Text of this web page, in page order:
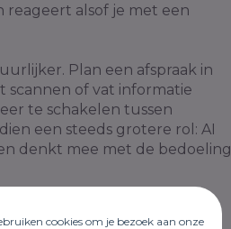
cookies om je bezoek aan onze
reageert alsof je met een
Plan een afspraak in
scannen of vat informatie
te schakelen tussen
een steeds grotere rol: AI
denkt mee met de bedoeling